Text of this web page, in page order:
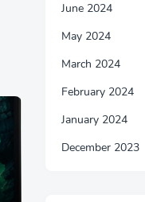
June 2024
May 2024
March 2024
February 2024
January 2024
December 2023